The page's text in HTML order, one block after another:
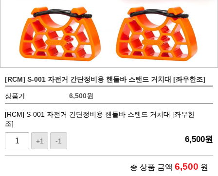
[RCM] S-001 자전거 간단정비용 핸들바 스탠드 거치대 [좌우한조]
상품가 6,500원
[RCM] S-001 자전거 간단정비용 핸들바 스탠드 거치대 [좌우한
조]
+1 -1 6,500원
총 상품 금액 6,500 원